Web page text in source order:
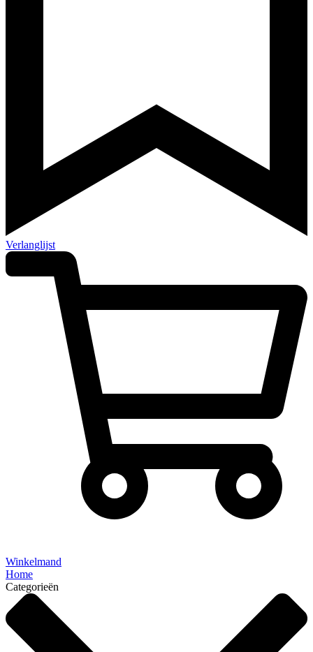
Verlanglijst
Winkelmand
Home
Categorieën